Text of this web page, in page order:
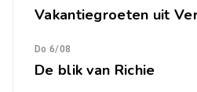
Vakantiegroeten uit
Do 6/08
De blik van Richie